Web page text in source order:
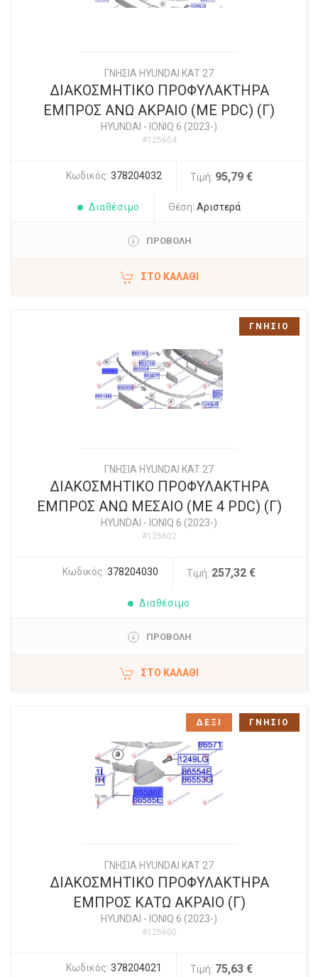
ΓΝΗΣΙΑ HYUNDAI KAT 27
ΔΙΑΚΟΣΜΗΤΙΚΟ ΠΡΟΦΥΛΑΚΤΗΡΑ
ΕΜΠΡΟΣ ΑΝΩ ΑΚΡΑΙΟ (ME PDC) (Γ)
HYUNDAI - IONIQ 6 (2023-)
#125604
Κωδικός: 378204032 Τιμή: 95,79 €
Διαθέσιμο Θέση: Αριστερά
ΠΡΟΒΟΛΗ
ΣΤΟ ΚΑΛΆΘΙ
ΓΝΗΣΙΑ HYUNDAI KAT 27
ΔΙΑΚΟΣΜΗΤΙΚΟ ΠΡΟΦΥΛΑΚΤΗΡΑ
ΕΜΠΡΟΣ ΑΝΩ ΜΕΣΑΙΟ (ΜΕ 4 PDC) (Γ)
HYUNDAI - IONIQ 6 (2023-)
#125602
Κωδικός: 378204030 Τιμή: 257,32 €
Διαθέσιμο
ΠΡΟΒΟΛΗ
ΣΤΟ ΚΑΛΆΘΙ
ΓΝΗΣΙΟ
ΓΝΗΣΙΑ HYUNDAI KAT 27
ΔΙΑΚΟΣΜΗΤΙΚΟ ΠΡΟΦΥΛΑΚΤΗΡΑ
ΕΜΠΡΟΣ ΚΑΤΩ ΑΚΡΑΙΟ (Γ)
HYUNDAI - IONIQ 6 (2023-)
#125600
Κωδικός: 378204021 Τιμή: 75,63 €
ΔΕΞΙ ΓΝΗΣΙΟ